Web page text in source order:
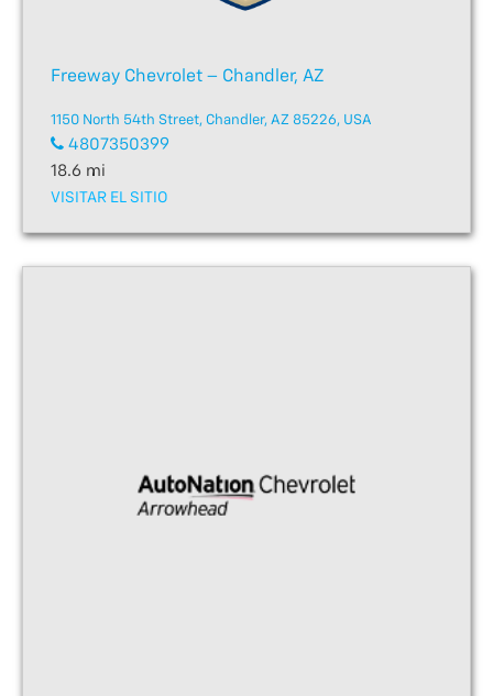
Freeway Chevrolet – Chandler, AZ
1150 North 54th Street, Chandler, AZ 85226, USA
4807350399
18.6 mi
VISITAR EL SITIO